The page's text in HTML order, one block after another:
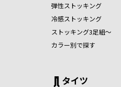
弾性ストッキング
冷感ストッキング
ストッキング3足組～
カラー別で探す
タイツ